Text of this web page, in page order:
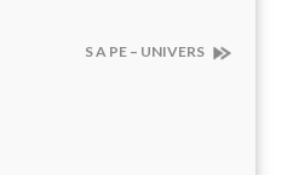
S A PE – UNIVERS